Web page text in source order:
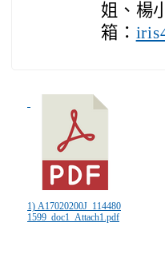
姐、楊
箱：
1) A17020200J_114480
1599_doc1_Attach1.pdf